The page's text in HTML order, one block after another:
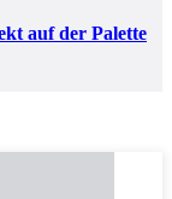
auf der Palette